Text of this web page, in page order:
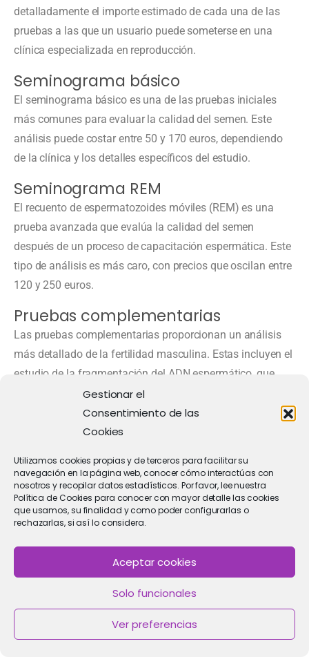
Gestionar el
Consentimiento de las
Cookies
Utilizamos cookies propias y de terceros para facilitar su
navegación en la página web, conocer cómo interactúas con
nosotros y recopilar datos estadísticos. Por favor, lee nuestra
Política de Cookies para conocer con mayor detalle las cookies
que usamos, su finalidad y como poder configurarlas o
rechazarlas, si así lo considera.
Aceptar cookies
Solo funcionales
Ver preferencias
detalladamente el importe estimado de cada una de las
pruebas a las que un usuario puede someterse en una
clínica especializada en reproducción.
Seminograma básico
El seminograma básico es una de las pruebas iniciales
más comunes para evaluar la calidad del semen. Este
análisis puede costar entre 50 y 170 euros, dependiendo
de la clínica y los detalles específicos del estudio.
Seminograma REM
El recuento de espermatozoides móviles (REM) es una
prueba avanzada que evalúa la calidad del semen
después de un proceso de capacitación espermática. Este
tipo de análisis es más caro, con precios que oscilan entre
120 y 250 euros.
Pruebas complementarias
Las pruebas complementarias proporcionan un análisis
más detallado de la fertilidad masculina. Estas incluyen el
estudio de la fragmentación del ADN espermático, que
cuesta entre 150 y 250 euros, y el FISH de
espermatozoides, cuyo precio ronda los 200 euros.
pruebas de fertilidad masculina
Clínica IMAR se destaca como una institución
especializada en el diagnóstico y tratamiento de la
infertilidad masculina. Su enfoque personalizado y la
disponibles aseguran un análisis completo y preciso de
cada caso. Con un equipo de especialistas
comprometidos y tecnología avanzada, Clínica IMAR
ofrece soluciones efectivas y personalizadas para ayudar
a las parejas a lograr su sueño de ser padres.